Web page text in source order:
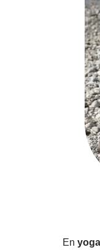
En